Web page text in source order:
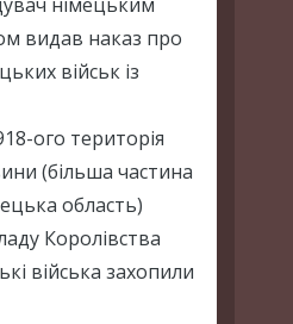
видав наказ про
військ із
ого територія
(більша частина
область)
Королівства
війська захопили